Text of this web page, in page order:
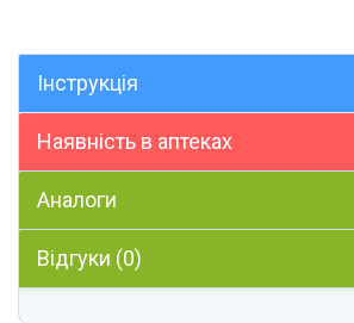
Інструкція
Наявність в аптеках
Аналоги
Відгуки (0)